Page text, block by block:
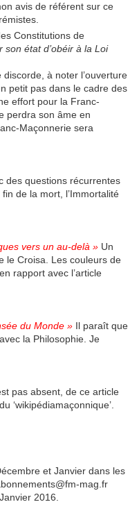
avis de référent sur ce
Constitutions de
état d’obéir à la Loi
à noter l’ouverture
petit pas dans le cadre des
effort pour la Franc-
perdra son âme en
Maçonnerie sera
des questions récurrentes
de la mort, l’Immortalité
vers un au-delà » Un
le Croisa. Les couleurs de
rapport avec l’article
du Monde » Il paraît que
la Philosophie. Je
pas absent, de ce article
‘wikipédiamaçonnique’.
et Janvier dans les
mag.fr
2016.